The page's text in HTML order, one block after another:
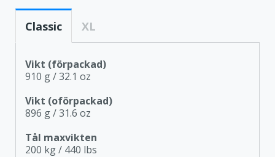
Classic XL
Vikt (förpackad)
910 g / 32.1 oz
Vikt (oförpackad)
896 g / 31.6 oz
Tål maxvikten
200 kg / 440 lbs